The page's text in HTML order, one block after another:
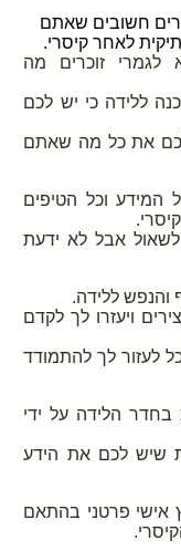
חשובים שאתם
לאחר קיסרי.
זוכרים מה
ללידה כי יש לכם
את כל מה שאתם
המידע וכל הטיפים
אבל לא ידעת
והנפש ללידה.
ויעזרו לך לקדם
לעזור לך להתמודד
הלידה על ידי
שיש לכם את הידע
אישי פרטני בהתאם